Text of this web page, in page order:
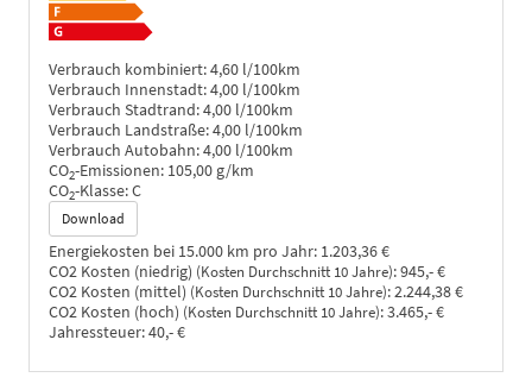
Verbrauch kombiniert:4,60 l/100km
Verbrauch Innenstadt:4,00 l/100km
Verbrauch Stadtrand:4,00 l/100km
Verbrauch Landstraße:4,00 l/100km
Verbrauch Autobahn:4,00 l/100km
CO2-Emissionen: 105,00 g/km
CO2-Klasse:C
Download
Energiekosten bei 15.000 km pro Jahr: 1.203,36 €
CO2 Kosten (niedrig) (Kosten Durchschnitt 10 Jahre):945,- €
CO2 Kosten (mittel) (Kosten Durchschnitt 10 Jahre):2.244,38 €
CO2 Kosten (hoch) (Kosten Durchschnitt 10 Jahre):3.465,- €
Jahressteuer:40,- €